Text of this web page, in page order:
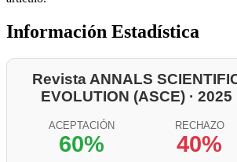
Información Estadística
Revista ANNALS
EVOLUTION (ASCE) · 2025
ACEPTACIÓN
60%
RECHAZO
40%